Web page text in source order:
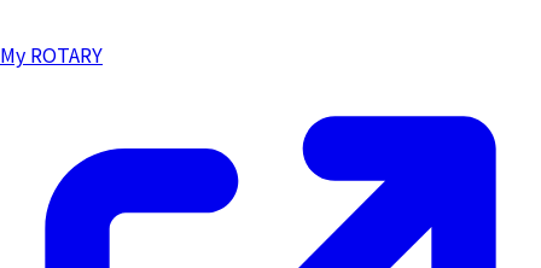
My ROTARY